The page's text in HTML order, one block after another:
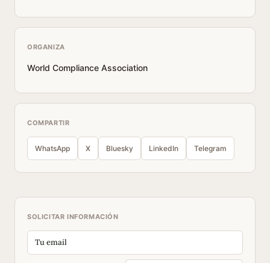
ORGANIZA
World Compliance Association
COMPARTIR
WhatsApp X Bluesky LinkedIn Telegram
SOLICITAR INFORMACIÓN